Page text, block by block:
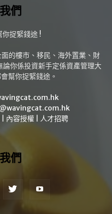
們
捉緊錢途 !
的樓市、移民、海外置業、財
你係投資新手定係資產管理大
幫你捉緊錢途。
內容授權 人才招聘
們